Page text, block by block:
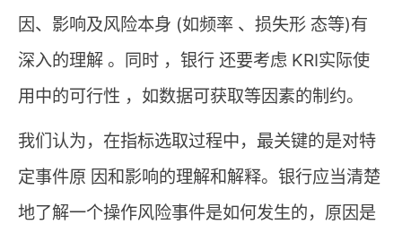
因、影响及风险本身 (如频率 、损失形 态等)有
深入的理解 。同时 ，银行 还要考虑 KRI实际使
用中的可行性 ，如数据可获取等因素的制约。
我们认为，在指标选取过程中，最关键的是对特
定事件原 因和影响的理解和解释。银行应当清楚
地了解一个操作风险事件是如何发生的，原因是